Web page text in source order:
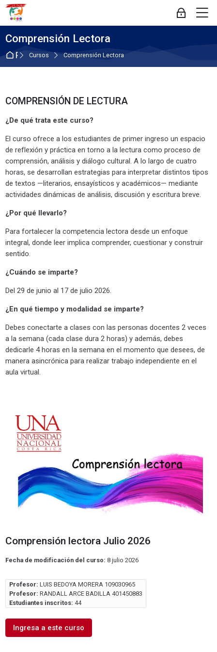
Skip to navigation
Skip to login form
Salta al contenido principal
Skip to footer
Acceder
Comprensión Lectora
Página Principal
Cursos Comprensión Lectora
Bloques
Salta COMPRENSIÓN DE LECTURA
COMPRENSIÓN DE LECTURA
¿De qué trata este curso?
El curso ofrece a los estudiantes de primer ingreso un espacio
de reflexión y práctica en torno a la lectura como proceso de
comprensión, análisis y diálogo cultural. A lo largo de cuatro
horas, se desarrollan estrategias para interpretar distintos tipos
de textos —literarios, ensayísticos y académicos— mediante
actividades dinámicas de análisis, discusión y escritura breve.
¿Por qué llevarlo?
Para fortalecer la competencia lectora desde un enfoque
integral, donde leer implica comprender, cuestionar y construir
sentido.
¿Cuándo se imparte?
Del 29 de junio al 17 de julio 2026.
¿En qué tiempo y modalidad se imparte?
Debes conectarte a clases con las personas docentes 2 veces
a la semana (cada clase dura 2 horas) y además, debes
dedicarle 4 horas en la semana en el momento que desees, de
manera asincrónica para realizar trabajo independiente en el
aula virtual.
Comprensión lectora Julio 2026
Fecha de modificación del curso: 8 julio 2026
Profesor: LUIS BEDOYA MORERA 109030965
Profesor: RANDALL ARCE BADILLA 401450883
Estudiantes inscritos: 44
Ingresa a este curso